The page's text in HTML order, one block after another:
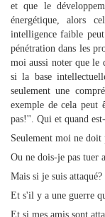
et que le
énergétique, alors
intelligence faible
pénétration dans les
moi aussi noter que le
si la base
seulement une
exemple de cela peut
pas!''. Qui et quand
Seulement moi ne doit
Ou ne dois-je pas tuer
Mais si je suis attaqué?
Et s'il y a une guerre
Et si mes amis sont